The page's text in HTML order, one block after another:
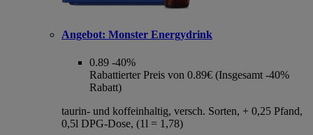
Angebot: Monster Energydrink
0.89 -40%
Rabattierter Preis von 0.89€ (Insgesamt -40%
Rabatt)
taurin- und koffeinhaltig, versch. Sorten, + 0,25 Pfand,
0,5l DPG-Dose, (1l = 1,78)